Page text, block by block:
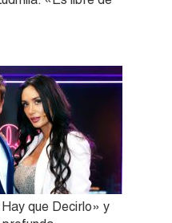
que Decirlo» y